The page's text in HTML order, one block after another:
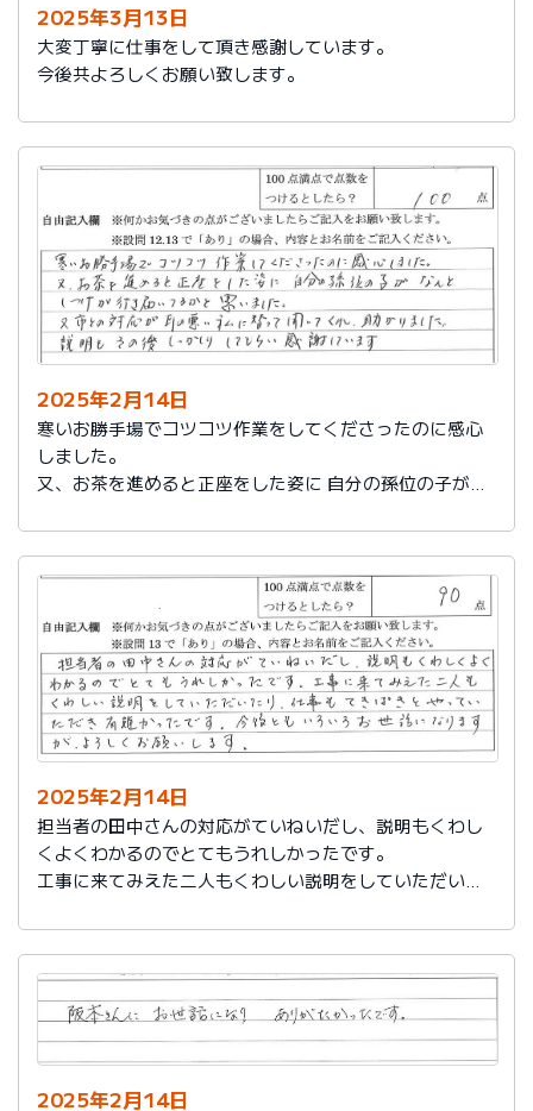
2025年3月13日
大変丁寧に仕事をして頂き感謝しています。
今後共よろしくお願い致します。
2025年2月14日
寒いお勝手場でコツコツ作業をしてくださったのに感心
しました。
又、お茶を進めると正座をした姿に 自分の孫位の子がな
又、市との対応が耳の悪い私に代わって聞いてくれ助か
りました。
説明もその後しっかりしてもらい感謝しています。
2025年2月14日
担当者の田中さんの対応がていねいだし、説明もくわし
くよくわかるのでとてもうれしかったです。
工事に来てみえた二人もくわしい説明をしていただいた
今後ともいろいろお世話になりますが、よろしくお願い
します。
2025年2月14日